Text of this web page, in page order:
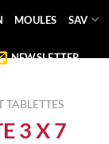
MOULES SAV
NEWSLETTER
TABLETTES
3 X 7